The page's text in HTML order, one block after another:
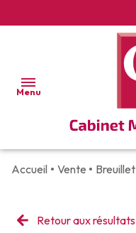
Menu
VENTES
APPARTEMENTS
Accueil Vente Breuillet
Retour aux résultats